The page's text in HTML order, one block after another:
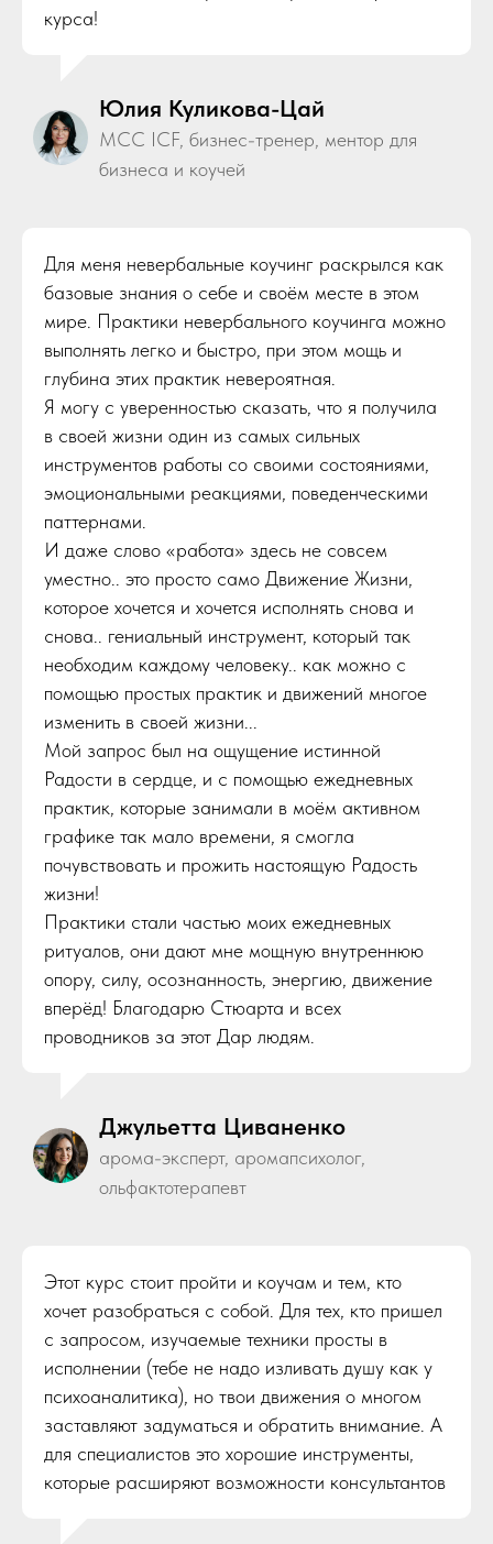
курса!
Юлия Куликова-Цай
МСС ICF, бизнес-тренер, ментор для
бизнеса и коучей
Для меня невербальные коучинг раскрылся как
базовые знания о себе и своём месте в этом
мире. Практики невербального коучинга можно
выполнять легко и быстро, при этом мощь и
глубина этих практик невероятная.
Я могу с уверенностью сказать, что я получила
в своей жизни один из самых сильных
инструментов работы со своими состояниями,
эмоциональными реакциями, поведенческими
паттернами.
И даже слово «работа» здесь не совсем
уместно.. это просто само Движение Жизни,
которое хочется и хочется исполнять снова и
снова.. гениальный инструмент, который так
необходим каждому человеку.. как можно с
помощью простых практик и движений многое
изменить в своей жизни...
Мой запрос был на ощущение истинной
Радости в сердце, и с помощью ежедневных
практик, которые занимали в моём активном
графике так мало времени, я смогла
почувствовать и прожить настоящую Радость
жизни!
Практики стали частью моих ежедневных
ритуалов, они дают мне мощную внутреннюю
опору, силу, осознанность, энергию, движение
вперёд! Благодарю Стюарта и всех
проводников за этот Дар людям.
Джульетта Циваненко
арома-эксперт, аромапсихолог,
ольфактотерапевт
Этот курс стоит пройти и коучам и тем, кто
хочет разобраться с собой. Для тех, кто пришел
с запросом, изучаемые техники просты в
исполнении (тебе не надо изливать душу как у
психоаналитика), но твои движения о многом
заставляют задуматься и обратить внимание. А
для специалистов это хорошие инструменты,
которые расширяют возможности консультантов